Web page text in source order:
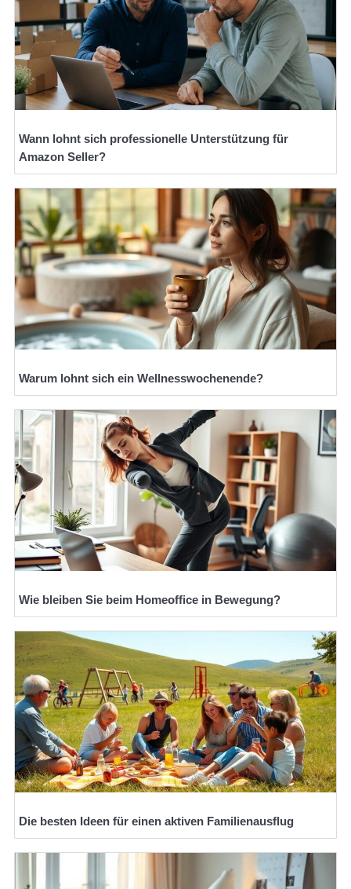
Wann lohnt sich professionelle Unterstützung für
Amazon Seller?
Warum lohnt sich ein Wellnesswochenende?
Wie bleiben Sie beim Homeoffice in Bewegung?
Die besten Ideen für einen aktiven Familienausflug